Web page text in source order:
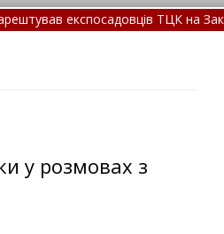
експосадовців ТЦК на
сталася смертельна ДТП:
у розмовах з